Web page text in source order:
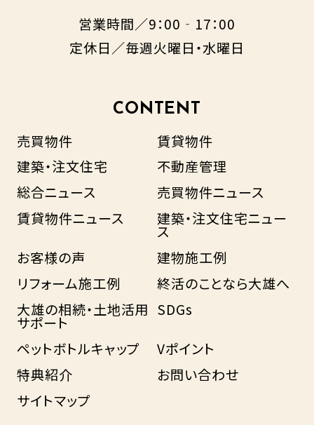
営業時間／9：00‐17：00
定休日／毎週火曜日・水曜日
CONTENT
売買物件
賃貸物件
建築・注文住宅
不動産管理
総合ニュース
売買物件ニュース
賃貸物件ニュース
建築・注文住宅ニュー
ス
お客様の声
建物施工例
リフォーム施工例
終活のことなら大雄へ
大雄の相続・土地活用
サポート
SDGs
ペットボトルキャップ
Vポイント
特典紹介
お問い合わせ
サイトマップ